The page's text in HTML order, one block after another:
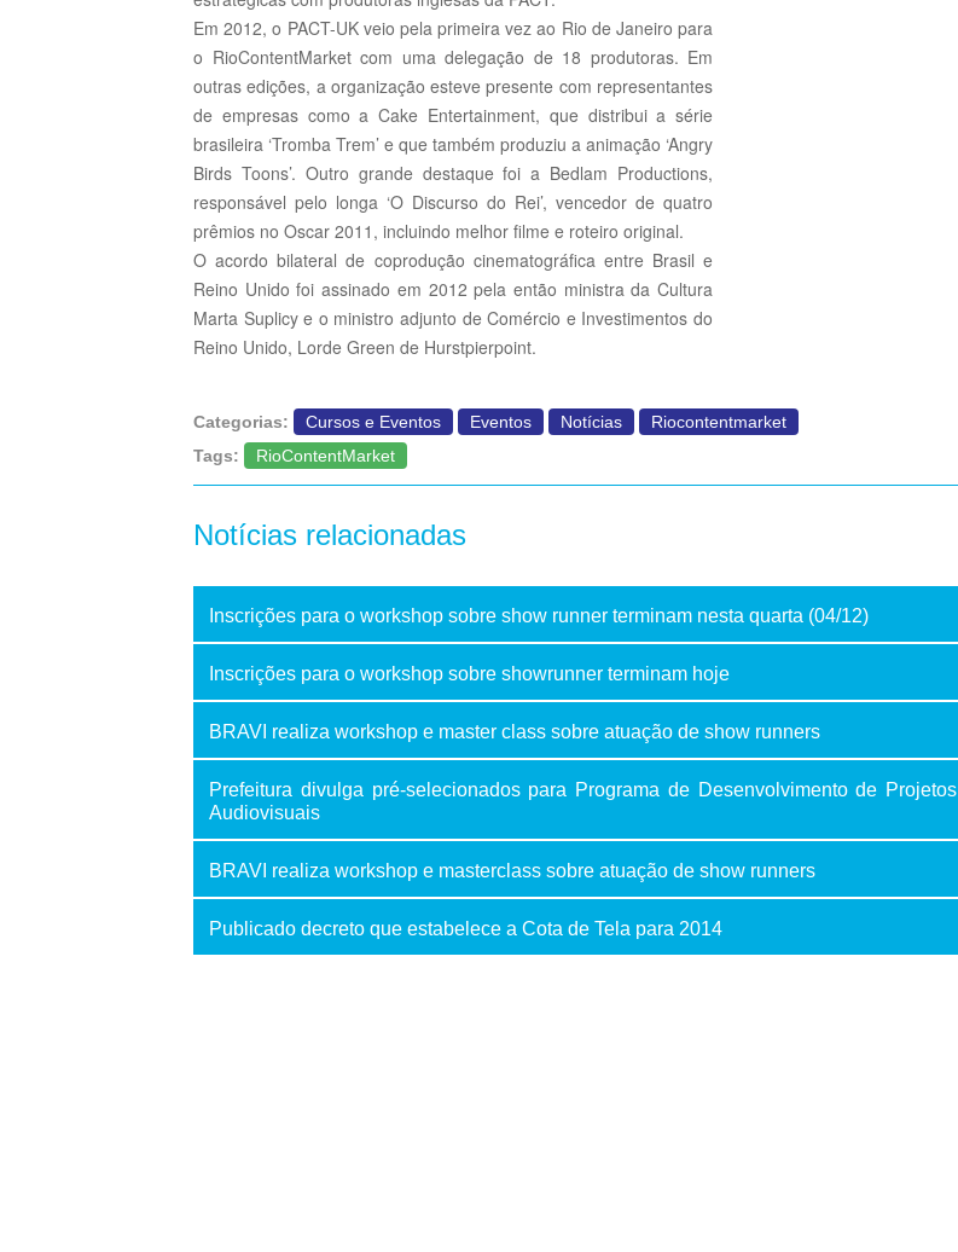
Em 2012, o PACT-UK veio pela primeira vez ao Rio de Janeiro para
o RioContentMarket com uma delegação de 18 produtoras. Em
outras edições, a organização esteve presente com representantes
de empresas como a Cake Entertainment, que distribui a série
brasileira ‘Tromba Trem’ e que também produziu a animação ‘Angry
Birds Toons’. Outro grande destaque foi a Bedlam Productions,
responsável pelo longa ‘O Discurso do Rei’, vencedor de quatro
prêmios no Oscar 2011, incluindo melhor filme e roteiro original.
O acordo bilateral de coprodução cinematográfica entre Brasil e
Reino Unido foi assinado em 2012 pela então ministra da Cultura
Marta Suplicy e o ministro adjunto de Comércio e Investimentos do
Reino Unido, Lorde Green de Hurstpierpoint.
Categorias: Cursos e Eventos Eventos Notícias
Riocontentmarket
Tags:
RioContentMarket
Notícias relacionadas
Inscrições para o workshop sobre show runner terminam nesta quarta (04/12)
Inscrições para o workshop sobre showrunner terminam hoje
BRAVI realiza workshop e master class sobre atuação de show runners
Prefeitura divulga pré-selecionados para Programa de Desenvolvimento de Projetos
Audiovisuais
BRAVI realiza workshop e masterclass sobre atuação de show runners
Publicado decreto que estabelece a Cota de Tela para 2014